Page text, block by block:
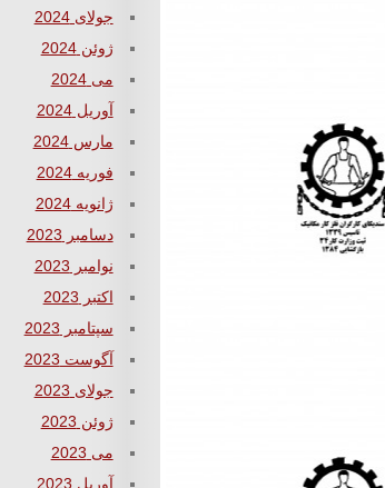
جولای 2024
ژوئن 2024
می 2024
آوریل 2024
مارس 2024
فوریه 2024
ژانویه 2024
دسامبر 2023
نوامبر 2023
اکتبر 2023
سپتامبر 2023
آگوست 2023
جولای 2023
ژوئن 2023
می 2023
آوریل 2023